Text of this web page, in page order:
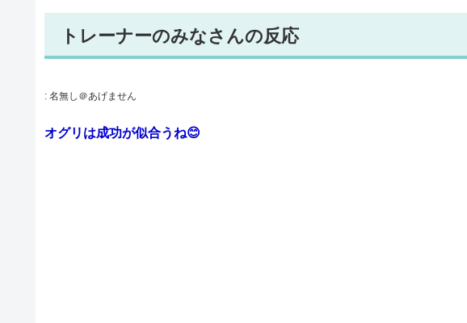
トレーナーのみなさんの反応
: 名無し＠あげません
オグリは成功が似合うね😊